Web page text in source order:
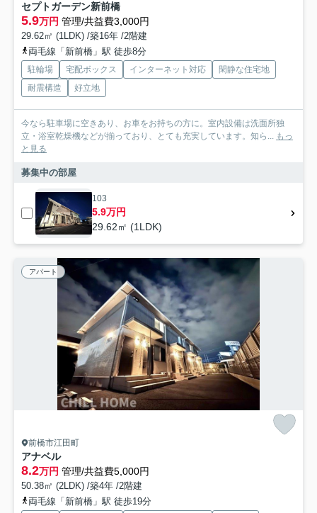
セプトガーデン新前橋
5.9万円 管理/共益費3,000円
29.62㎡ (1LDK) /築16年 /2階建
両毛線「新前橋」駅 徒歩8分
駐輪場 宅配ボックス インターネット対応
閑静な住宅地
耐震構造
好立地
今なら駐車場に空きあり、お車をお持ちの方に。室内設備は洗面所独
立・浴室乾燥機などが揃っており、とても充実しています。知ら... もっ
と見る
募集中の部屋
103
5.9万円
29.62㎡ (1LDK)
アパート
前橋市江田町
アナベル
8.2万円 管理/共益費5,000円
50.38㎡ (2LDK) /築4年 /2階建
両毛線「新前橋」駅 徒歩19分